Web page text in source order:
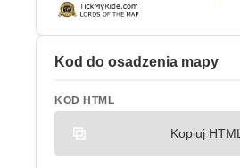
Kod do osadzenia mapy
KOD HTML
Kopiuj HTML